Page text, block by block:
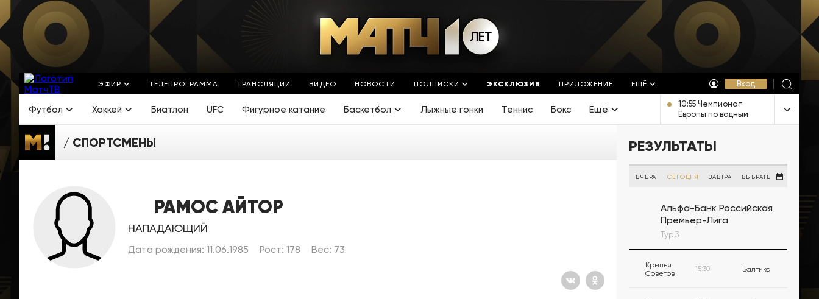
ЭФИР ТЕЛЕПРОГРАММА ТРАНСЛЯЦИИ ВИДЕО НОВОСТИ ПОДПИСКИ ЭКСКЛЮЗИВ ПРИЛОЖЕНИЕ ЕЩЁ Вход
Футбол Хоккей Биатлон UFC Фигурное катание Баскетбол Лыжные гонки Теннис Бокс Ещё
10:55 Чемпионат
Европы по водным
видам спорта.
Смешанная
трансляция из
Франции
СПОРТСМЕНЫ
РАМОС АЙТОР
НАПАДАЮЩИЙ
Дата рождения: 11.06.1985 Рост: 178 Вес: 73
РЕЗУЛЬТАТЫ
ВЧЕРА СЕГОДНЯ ЗАВТРА ВЫБРАТЬ
Альфа-Банк Российская
Премьер-Лига
Тур 3
Крылья
Советов
15:30 Балтика